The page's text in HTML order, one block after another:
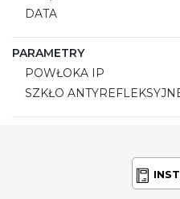
DATA
PARAMETRY
POWŁOKA IP
SZKŁO